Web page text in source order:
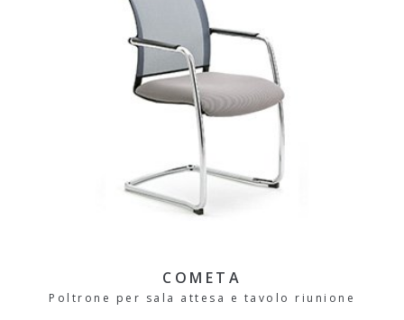
COMETA
Poltrone per sala attesa e tavolo riunione